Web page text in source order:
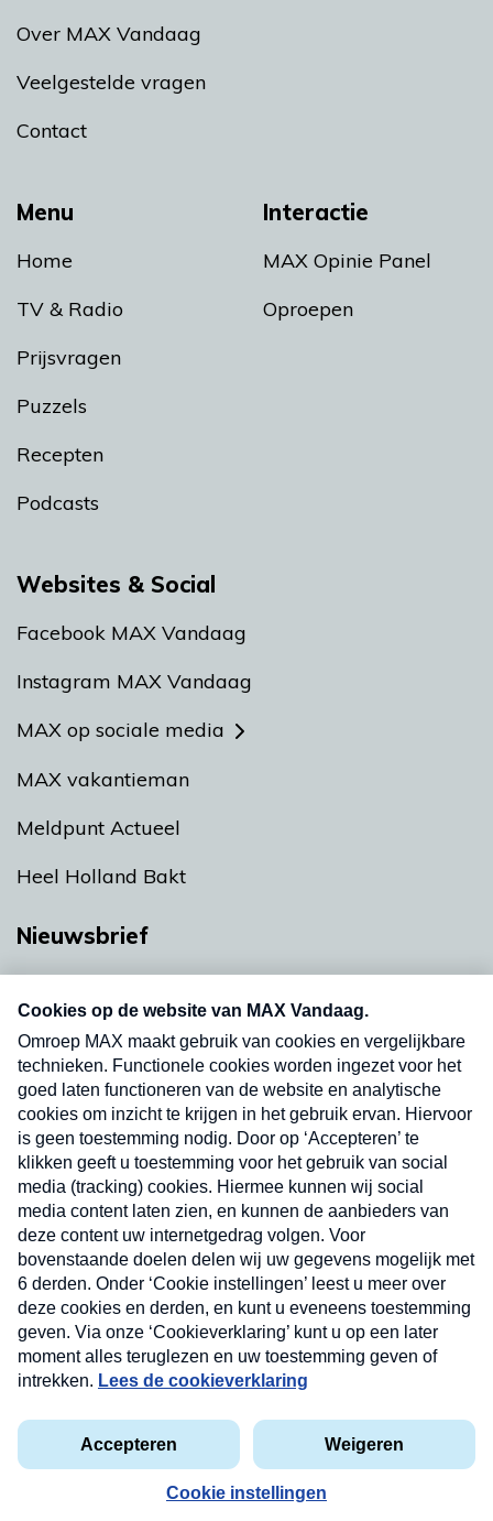
Menu
Home
TV & Radio
Prijsvragen
Puzzels
Recepten
Podcasts
Interactie
MAX Opinie Panel
Oproepen
Over MAX Vandaag
Veelgestelde vragen
Contact
Websites & Social
Facebook MAX Vandaag
Instagram MAX Vandaag
MAX op sociale media
MAX vakantieman
Meldpunt Actueel
Heel Holland Bakt
Nieuwsbrief
nieuwsbrief. Elke vrijdag- en dinsdagochtend in
uw mailbox.
Verzend
Privacyverklaring
Cookieverklaring
Kwetsbaarheid melden
Copyright © 2026 MAX Vandaag - Omroep MAX
Nieuwsbrief
Neem hier een gratis abonnement op onze
nieuwsbrief. Elke vrijdag- en dinsdagochtend in uw